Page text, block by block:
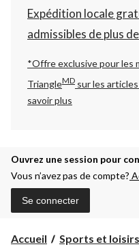
Expédition locale
admissibles de plus
*Offre exclusive pour les
TriangleMD sur les
savoir plus
Ouvrez une session pour
Vous n’avez pas de compte?
Se connecter
Accueil Sports et loisirs